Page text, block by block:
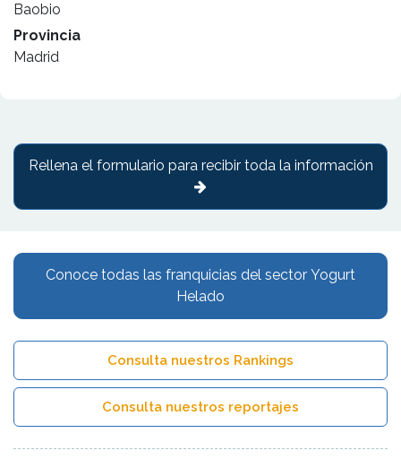
Baobio
Provincia
Madrid
Conoce todas las franquicias del sector Yogurt
Helado
Consulta nuestros Rankings
Consulta nuestros reportajes